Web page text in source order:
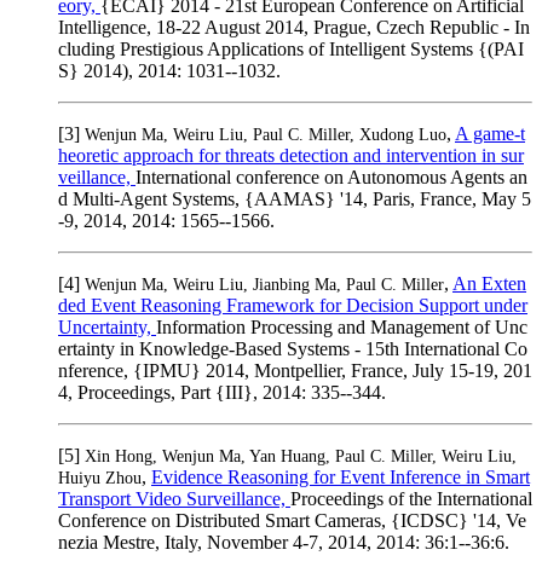
eory, {ECAI} 2014 - 21st European Conference on Artificial
Intelligence, 18-22 August 2014, Prague, Czech Republic - In
cluding Prestigious Applications of Intelligent Systems {(PAI
S} 2014), 2014: 1031--1032.
[3] Wenjun Ma, Weiru Liu, Paul C. Miller, Xudong Luo, A game-t
heoretic approach for threats detection and intervention in sur
veillance, International conference on Autonomous Agents an
d Multi-Agent Systems, {AAMAS} '14, Paris, France, May 5
-9, 2014, 2014: 1565--1566.
[4] Wenjun Ma, Weiru Liu, Jianbing Ma, Paul C. Miller, An Exten
ded Event Reasoning Framework for Decision Support under
Uncertainty, Information Processing and Management of Unc
ertainty in Knowledge-Based Systems - 15th International Co
nference, {IPMU} 2014, Montpellier, France, July 15-19, 201
4, Proceedings, Part {III}, 2014: 335--344.
[5] Xin Hong, Wenjun Ma, Yan Huang, Paul C. Miller, Weiru Liu,
Huiyu Zhou, Evidence Reasoning for Event Inference in Smart
Transport Video Surveillance, Proceedings of the International
Conference on Distributed Smart Cameras, {ICDSC} '14, Ve
nezia Mestre, Italy, November 4-7, 2014, 2014: 36:1--36:6.